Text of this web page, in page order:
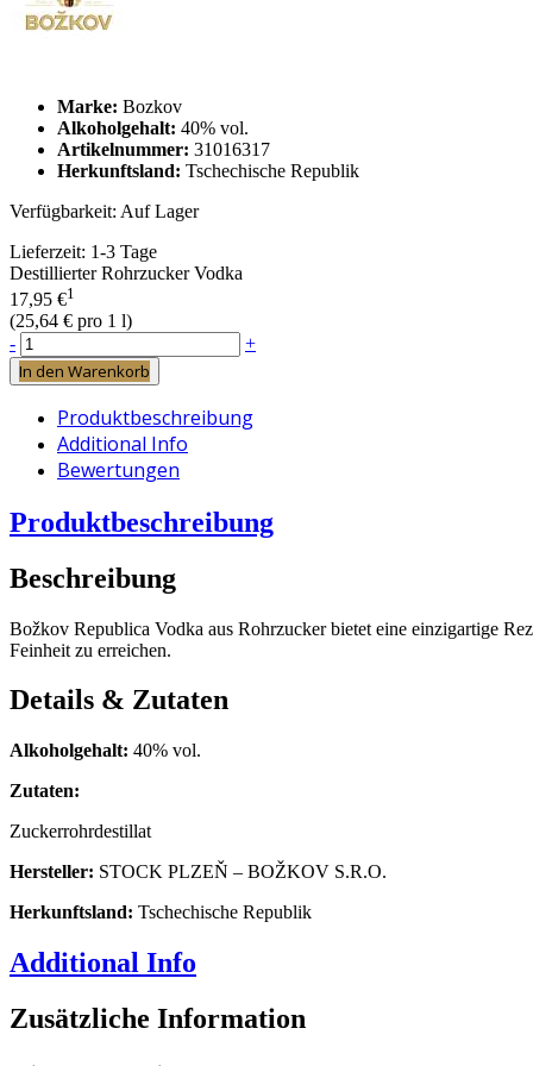
Marke: Bozkov
Alkoholgehalt: 40% vol.
Artikelnummer: 31016317
Herkunftsland: Tschechische Republik
Verfügbarkeit: Auf Lager
Lieferzeit: 1-3 Tage
Destillierter Rohrzucker Vodka
17,95 €1
(25,64 € pro 1 l)
-
+
In den Warenkorb
Produktbeschreibung
Additional Info
Bewertungen
Produktbeschreibung
Beschreibung
Božkov Republica Vodka aus Rohrzucker bietet eine einzigartige
Feinheit zu erreichen.
Details & Zutaten
Alkoholgehalt: 40% vol.
Zutaten:
Zuckerrohrdestillat
Hersteller: STOCK PLZEŇ – BOŽKOV S.R.O.
Herkunftsland: Tschechische Republik
Additional Info
Zusätzliche Information